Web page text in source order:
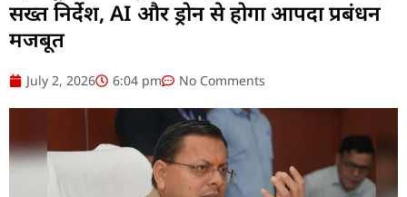
सख्त निर्देश, AI और ड्रोन से होगा आपदा प्रबंधन
मजबूत
July 2, 2026 6:04 pm No Comments